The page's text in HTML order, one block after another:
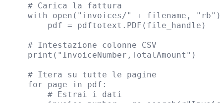
    # Carica la fattura
with open("invoices/" + filename,
        pdf = pdftotext.PDF(file_handle)
    # Intestazione colonne CSV
    print("InvoiceNumber,TotalAmount")
    # Itera su tutte le pagine
    for page in pdf:
        # Estrai i dati